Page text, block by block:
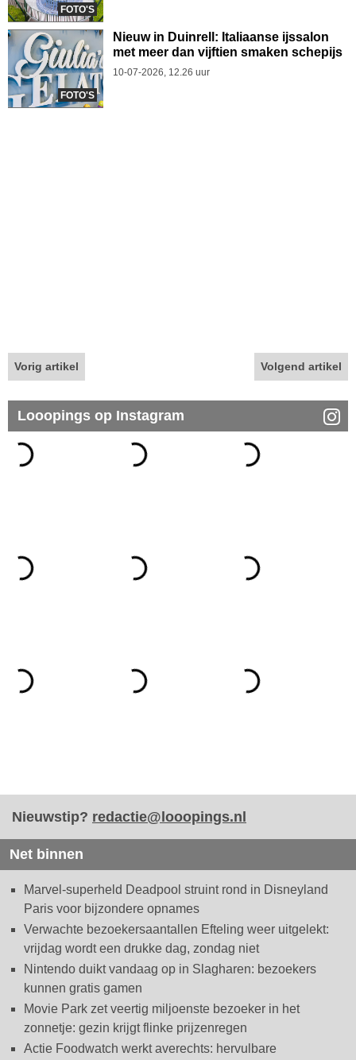
FOTO'S
FOTO'S
Nieuw in Duinrell: Italiaanse ijssalon
met meer dan vijftien smaken schepijs
10-07-2026, 12.26 uur
Vorig artikel Volgend artikel
Looopings op Instagram
Nieuwstip? redactie@looopings.nl
Net binnen
Marvel-superheld Deadpool struint rond in Disneyland
Paris voor bijzondere opnames
Verwachte bezoekersaantallen Efteling weer uitgelekt:
vrijdag wordt een drukke dag, zondag niet
Nintendo duikt vandaag op in Slagharen: bezoekers
kunnen gratis gamen
Movie Park zet veertig miljoenste bezoeker in het
zonnetje: gezin krijgt flinke prijzenregen
Actie Foodwatch werkt averechts: hervulbare